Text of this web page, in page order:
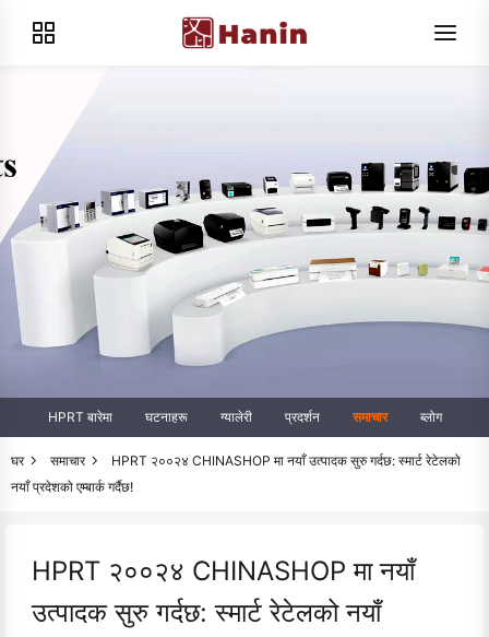
HPRT बारेमा घटनाहरू ग्यालेरी प्रदर्शन समाचार ब्लोग
घर समाचार
HPRT २००२४ CHINASHOP मा नयाँ उत्पादक सुरु गर्दछ: स्मार्ट रेटेलको
नयाँ प्रदेशको एम्बार्क गर्दैछ!
HPRT २००२४ CHINASHOP मा नयाँ
उत्पादक सुरु गर्दछ: स्मार्ट रेटेलको नयाँ